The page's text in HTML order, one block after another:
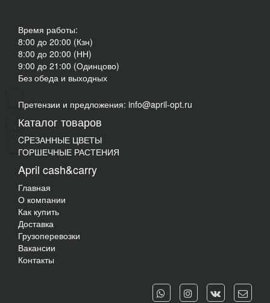
Время работы:
8:00 до 20:00 (Кзн)
8:00 до 20:00 (НН)
9:00 до 21:00 (Одинцово)
Без обеда и выходных
Претензии и предложения: info@april-opt.ru
Каталог товаров
CPЕЗАННЫЕ ЦВЕТЫ
ГОРШЕЧНЫЕ РАСТЕНИЯ
April cash&carry
Главная
О компании
Как купить
Доставка
Грузоперевозки
Вакансии
Контакты